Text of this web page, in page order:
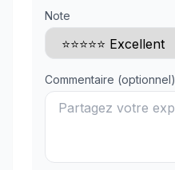
Note
Commentaire (optionnel)